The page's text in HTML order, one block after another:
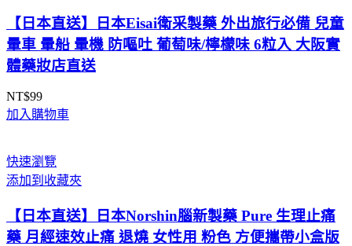
NT$1,269
【日本直送】日本Eisai衛采製藥 外出旅行必備 兒童
暈車 暈船 暈機 防嘔吐 葡萄味/檸檬味 6粒入 大阪實
體藥妝店直送
NT$99
加入購物車
快速瀏覽
添加到收藏夾
【日本直送】日本Norshin腦新製藥 Pure 生理止痛
藥 月經速效止痛 退燒 女性用 粉色 方便攜帶小盒版